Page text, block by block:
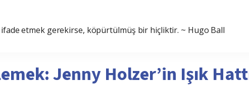
etmek gerekirse, köpürtülmüş bir hiçliktir. ~ Hugo Ball
Jenny Holzer’in Işık